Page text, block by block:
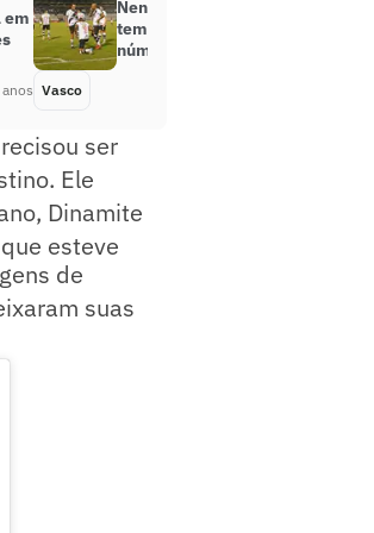
em
Nene e Raniel comandam início de
temporada do Vasco; confira os
números da dupla cruz-maltina
Vasco
ser
Ele
Dinamite
esteve
de
suas